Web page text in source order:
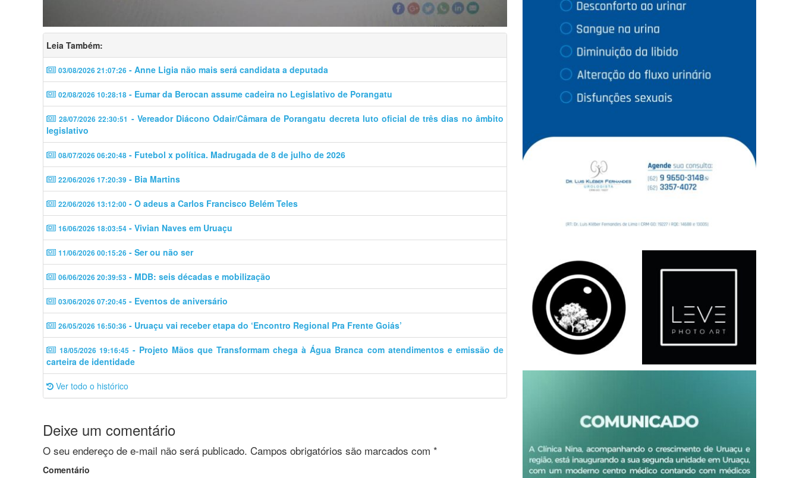
Leia Também:
03/08/2026 21:07:26 - Anne Ligia não mais será candidata a deputada
02/08/2026 10:28:18 - Eumar da Berocan assume cadeira no Legislativo de Porangatu
28/07/2026 22:30:51 - Vereador Diácono Odair/Câmara de Porangatu decreta luto oficial de três dias no âmbito
legislativo
08/07/2026 06:20:48 - Futebol x política. Madrugada de 8 de julho de 2026
22/06/2026 17:20:39 - Bia Martins
22/06/2026 13:12:00 - O adeus a Carlos Francisco Belém Teles
16/06/2026 18:03:54 - Vivian Naves em Uruaçu
11/06/2026 00:15:26 - Ser ou não ser
06/06/2026 20:39:53 - MDB: seis décadas e mobilização
03/06/2026 07:20:45 - Eventos de aniversário
26/05/2026 16:50:36 - Uruaçu vai receber etapa do ‘Encontro Regional Pra Frente Goiás’
18/05/2026 19:16:45 - Projeto Mãos que Transformam chega à Água Branca com atendimentos e emissão de
carteira de identidade
Ver todo o histórico
Deixe um comentário
O seu endereço de e-mail não será publicado. Campos obrigatórios são marcados com *
Comentário